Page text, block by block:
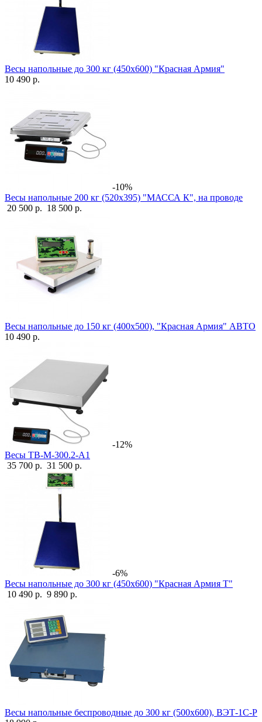
Весы напольные до 300 кг (450х600) "Красная Армия"
10 490 р.
-10%
Весы напольные 200 кг (520х395) "МАССА К", на проводе
20 500 р. 18 500 р.
Весы напольные до 150 кг (400х500), "Красная Армия" АВТО
10 490 р.
-12%
Весы ТВ-М-300.2-А1
35 700 р. 31 500 р.
-6%
Весы напольные до 300 кг (450х600) "Красная Армия Т"
10 490 р. 9 890 р.
Весы напольные беспроводные до 300 кг (500х600), ВЭТ-1С-Р